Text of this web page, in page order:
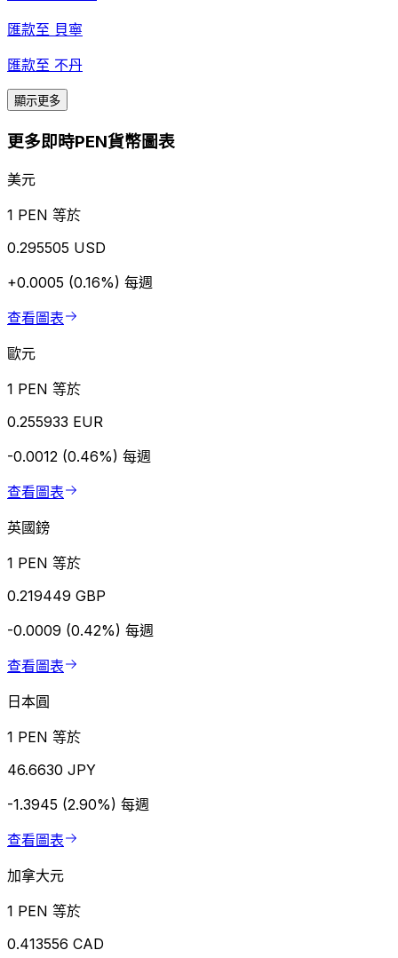
匯款至 貝寧
匯款至 不丹
顯示更多
更多即時PEN貨幣圖表
美元
1 PEN 等於
0.295505 USD
+0.0005 (0.16%) 每週
查看圖表
歐元
1 PEN 等於
0.255933 EUR
-0.0012 (0.46%) 每週
查看圖表
英國鎊
1 PEN 等於
0.219449 GBP
-0.0009 (0.42%) 每週
查看圖表
日本圓
1 PEN 等於
46.6630 JPY
-1.3945 (2.90%) 每週
查看圖表
加拿大元
1 PEN 等於
0.413556 CAD